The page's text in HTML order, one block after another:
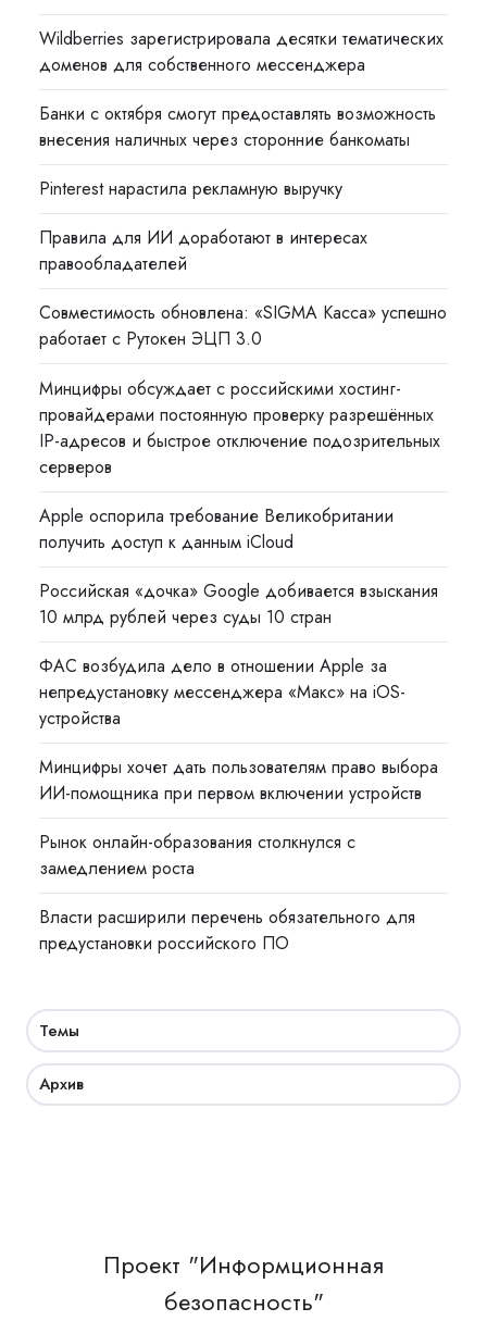
Wildberries зарегистрировала десятки тематических
доменов для собственного мессенджера
Банки с октября смогут предоставлять возможность
внесения наличных через сторонние банкоматы
Pinterest нарастила рекламную выручку
Правила для ИИ доработают в интересах
правообладателей
Совместимость обновлена: «SIGMA Касса» успешно
работает с Рутокен ЭЦП 3.0
Минцифры обсуждает с российскими хостинг-
провайдерами постоянную проверку разрешённых
IP-адресов и быстрое отключение подозрительных
серверов
Apple оспорила требование Великобритании
получить доступ к данным iCloud
Российская «дочка» Google добивается взыскания
10 млрд рублей через суды 10 стран
ФАС возбудила дело в отношении Apple за
непредустановку мессенджера «Макс» на iOS-
устройства
Минцифры хочет дать пользователям право выбора
ИИ-помощника при первом включении устройств
Рынок онлайн-образования столкнулся с
замедлением роста
Власти расширили перечень обязательного для
предустановки российского ПО
Темы
Архив
Проект "Информционная
безопасность"